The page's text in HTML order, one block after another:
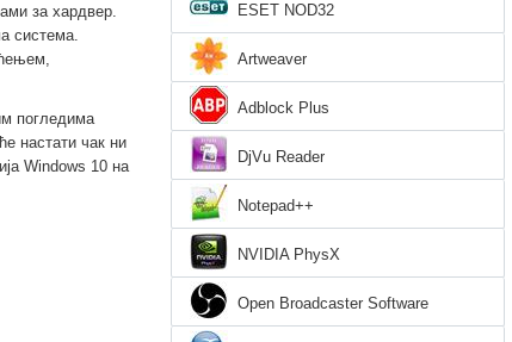
за хардвер.
система.
погледима
настати чак ни
Windows 10 на
ESET NOD32
Artweaver
Adblock Plus
DjVu Reader
Notepad++
NVIDIA PhysX
Open Broadcaster Software